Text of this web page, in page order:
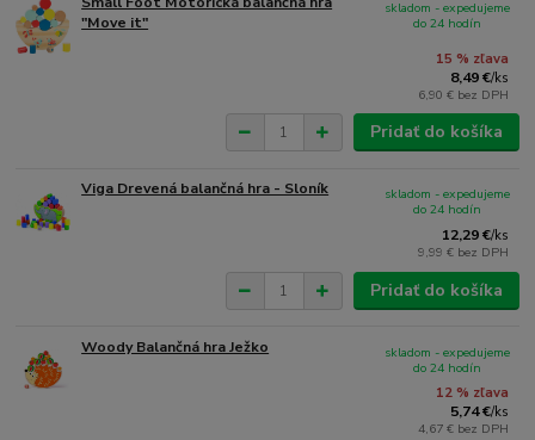
"Move it"
15 % zľava
8,49 €/ks
6,90 € bez DPH
skladom - expedujeme
do 24 hodín
Pridať do košíka
Viga Drevená balančná hra - Sloník
12,29 €/ks
9,99 € bez DPH
skladom - expedujeme
do 24 hodín
Pridať do košíka
Woody Balančná hra Ježko
12 % zľava
5,74 €/ks
4,67 € bez DPH
skladom - expedujeme
do 24 hodín